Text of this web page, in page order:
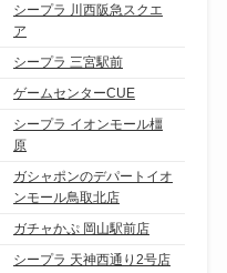
シープラ 川西阪急スクエ
ア
シープラ 三宮駅前
ゲームセンターCUE
シープラ イオンモール橿
原
ガシャポンのデパートイオ
ンモール鳥取北店
ガチャかぷ 岡山駅前店
シープラ 天神西通り2号店